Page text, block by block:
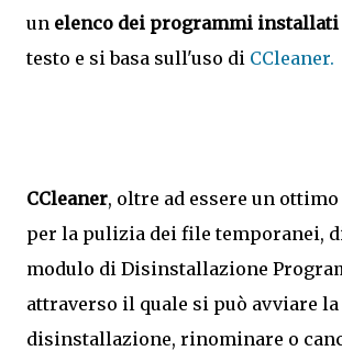
un elenco dei programmi installati
testo e si basa sull'uso di CCleaner.
CCleaner, oltre ad essere un
per la pulizia dei file temporanei,
modulo di Disinstallazione
attraverso il quale si può avviare la
disinstallazione, rinominare o